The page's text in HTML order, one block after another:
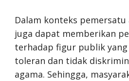
Dalam konteks pemersatu
juga dapat memberikan
terhadap figur publik
toleran dan tidak
agama. Sehingga,